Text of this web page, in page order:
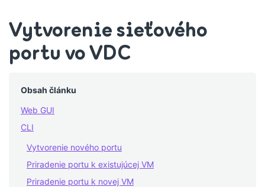
Vytvorenie sieťového
portu vo VDC
Obsah článku
Web GUI
CLI
Vytvorenie nového portu
Priradenie portu k existujúcej VM
Priradenie portu k novej VM